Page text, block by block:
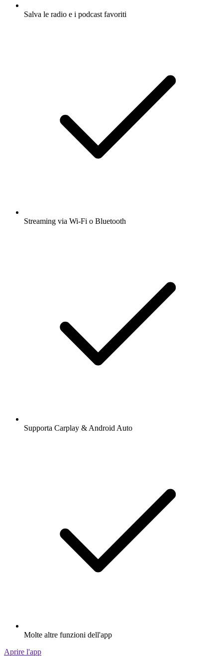
Salva le radio e i podcast favoriti
Streaming via Wi-Fi o Bluetooth
Supporta Carplay & Android Auto
Molte altre funzioni dell'app
Aprire l'app